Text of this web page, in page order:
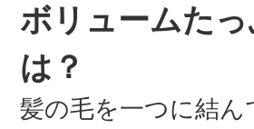
ボリュームた
は？
髪の毛を一つに結